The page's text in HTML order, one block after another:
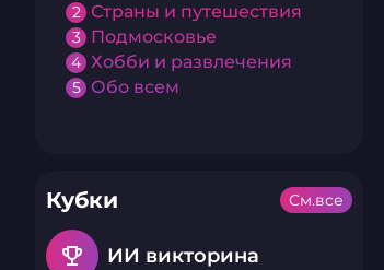
2 Страны и путешествия
3 Подмосковье
4 Хобби и развлечения
5 Обо всем
Кубки
emoji_events ИИ викторина
См.все